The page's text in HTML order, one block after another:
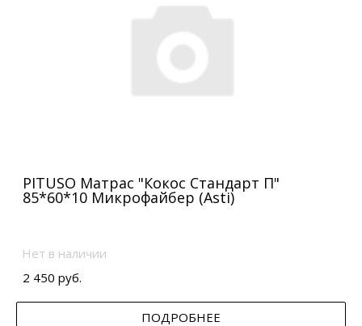
PITUSO Матрас "Кокос Стандарт П"
85*60*10 Микрофайбер (Asti)
Нет в наличии
2 450 руб.
ПОДРОБНЕЕ